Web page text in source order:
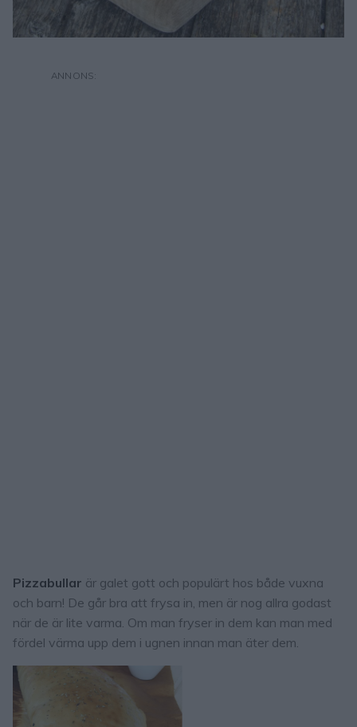
Pizzabullar är galet gott och populärt hos både vuxna
och barn! De går bra att frysa in, men är nog allra godast
när de är lite varma. Om man fryser in dem kan man med
fördel värma upp dem i ugnen innan man äter dem.